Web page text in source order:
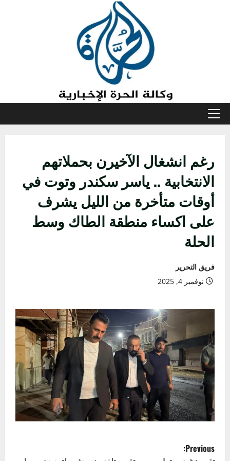
القائمة
رغم انشغال الآخيرن بحملاتهم
الانتخابية .. ياسر سكندر وتوت في
أوقات متأخرة من الليل يشرف
على اكساء منطقة الطاك وسط
الحلة
فريق التحرير
نوفمبر 4, 2025
P
Previous: